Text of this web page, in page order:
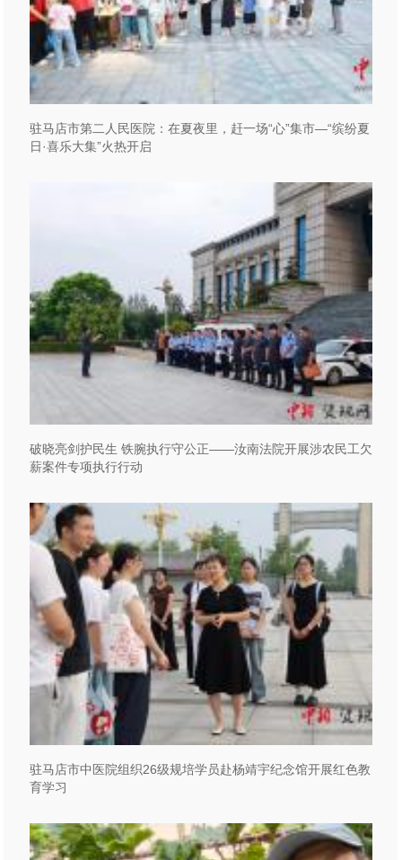
驻马店市第二人民医院：在夏夜里，赶一场“心”集市—“缤纷夏
日·喜乐大集”火热开启
破晓亮剑护民生 铁腕执行守公正——汝南法院开展涉农民工欠
薪案件专项执行行动
驻马店市中医院组织26级规培学员赴杨靖宇纪念馆开展红色教
育学习